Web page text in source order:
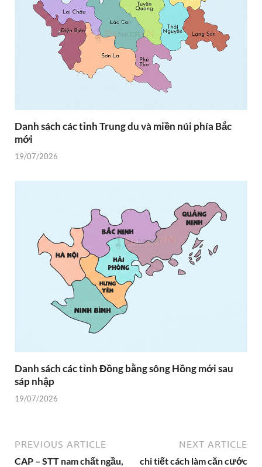
Danh sách các tỉnh Trung du và miền núi phía Bắc
mới
19/07/2026
Danh sách các tỉnh Đồng bằng sông Hồng mới sau
sáp nhập
19/07/2026
PREVIOUS ARTICLE
CAP – STT nam chất ngầu,
NEXT ARTICLE
chi tiết cách làm căn cước